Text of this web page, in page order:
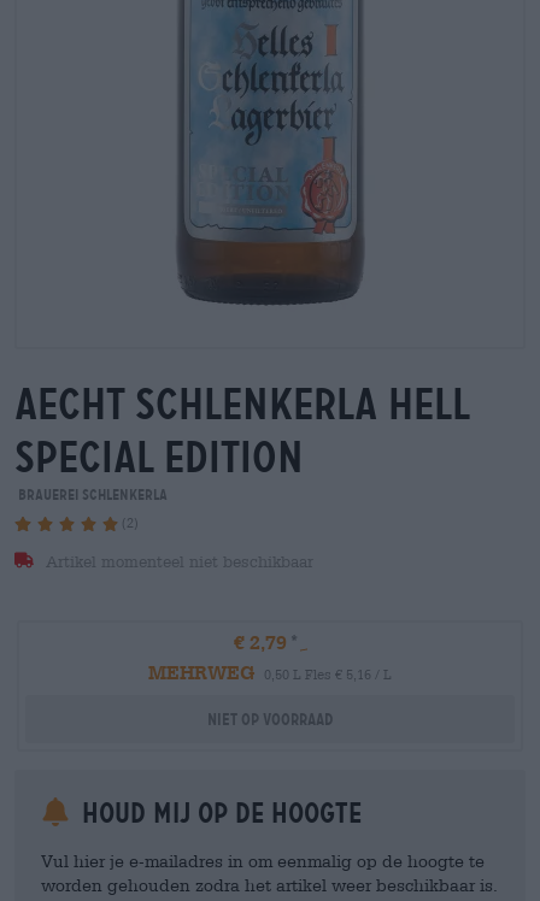
aecht schlenkerla hell
special edition
Brauerei Schlenkerla
(2)
Artikel momenteel niet beschikbaar
€ 2,79
MEHRWEG
0,50 L Fles € 5,16 / L
Niet op voorraad
Houd mij op de hoogte
Vul hier je e-mailadres in om eenmalig op de hoogte te
worden gehouden zodra het artikel weer beschikbaar is.